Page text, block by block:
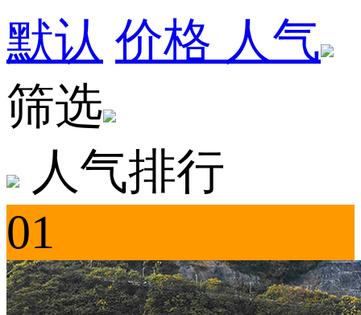
默认 价格 人气
筛选
人气排行
01